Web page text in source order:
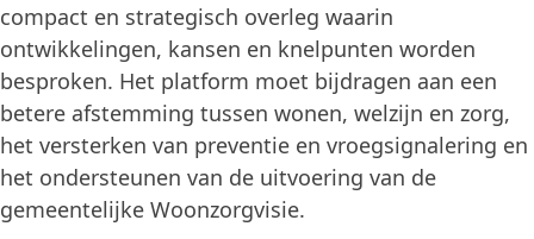
compact en strategisch overleg waarin
ontwikkelingen, kansen en knelpunten worden
besproken. Het platform moet bijdragen aan een
betere afstemming tussen wonen, welzijn en zorg,
het versterken van preventie en vroegsignalering en
het ondersteunen van de uitvoering van de
gemeentelijke Woonzorgvisie.